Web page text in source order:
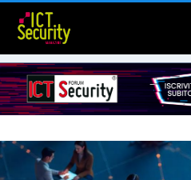
Salta
contenuto